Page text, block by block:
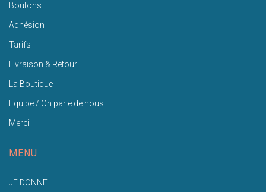
Boutons
Adhésion
Tarifs
Livraison & Retour
La Boutique
Equipe / On parle de nous
Merci
MENU
JE DONNE